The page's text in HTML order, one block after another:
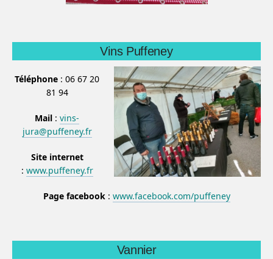
Vins Puffeney
Téléphone : 06 67 20
81 94
Mail : vins-
jura@puffeney.fr
Site internet
: www.puffeney.fr
Page facebook: www.facebook.com/puffeney
Vannier